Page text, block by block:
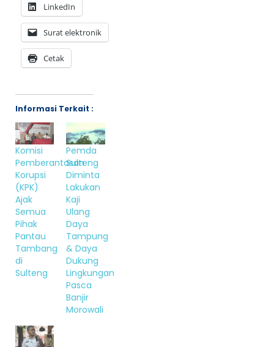
LinkedIn
Surat elektronik
Cetak
Informasi Terkait :
Komisi
Pemberantasan
Korupsi
(KPK)
Ajak
Semua
Pihak
Pantau
Tambang
di
Sulteng
Pemda
Sulteng
Diminta
Lakukan
Kaji
Ulang
Daya
Tampung
& Daya
Dukung
Lingkungan
Pasca
Banjir
Morowali